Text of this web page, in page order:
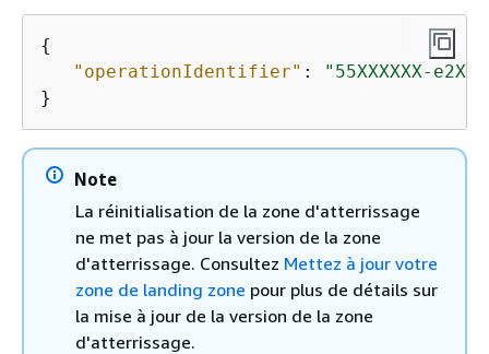
{
"operationIdentifier" :
"55XXXXXX-
}
Note
La réinitialisation de la zone d'atterrissage
ne met pas à jour la version de la zone
d'atterrissage. Consultez Mettez à jour votre
zone de landing zone pour plus de détails sur
la mise à jour de la version de la zone
d'atterrissage.